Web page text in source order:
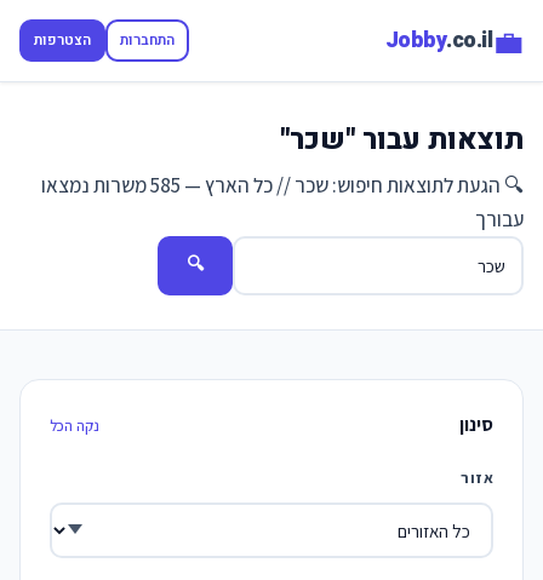
💼
Jobby.co.il התחברות הצטרפות
תוצאות עבור "שכר"
🔍 הגעת לתוצאות חיפוש: שכר // כל הארץ — 585 משרות נמצאו
עבורך
🔍
סינון נקה הכל
אזור